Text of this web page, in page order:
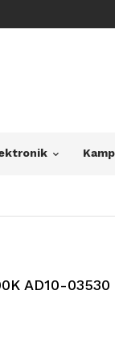
AD10-03530